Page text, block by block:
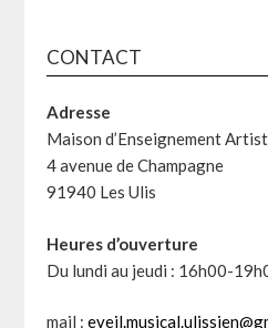
CONTACT
Adresse
Maison d’Enseignement
4 avenue de Champagne
91940 Les Ulis
Heures d’ouverture
Du lundi au jeudi : 16h00-
mail :